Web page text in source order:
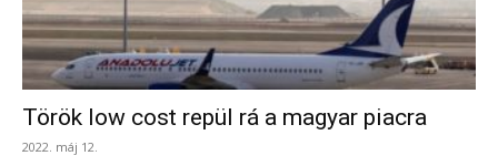
Török low cost repül rá a magyar piacra
2022. máj 12.